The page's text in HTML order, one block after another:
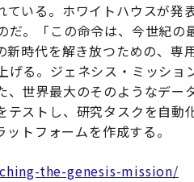
いる。ホワイトハウスが発
だ。「この命令は、今世紀の
時代を解き放つための、専
げる。ジェネシス・ミッショ
世界最大のそのようなデー
テストし、研究タスクを自動
トフォームを作成する。
the-genesis-mission/